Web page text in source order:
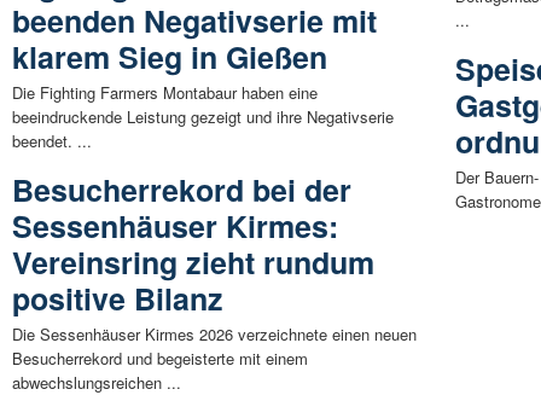
beenden Negativserie mit
klarem Sieg in Gießen
Die Fighting Farmers Montabaur haben eine
beeindruckende Leistung gezeigt und ihre Negativserie
beendet. ...
Besucherrekord bei der
Sessenhäuser Kirmes:
Vereinsring zieht rundum
positive Bilanz
Die Sessenhäuser Kirmes 2026 verzeichnete einen neuen
Besucherrekord und begeisterte mit einem
abwechslungsreichen ...
...
Der